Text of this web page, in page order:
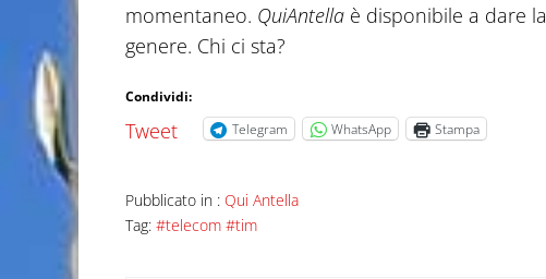
momentaneo. QuiAntellaè disponibile a dare
genere. Chi ci sta?
Condividi:
Tweet Telegram WhatsApp Stampa
Pubblicato in : Qui Antella
Tag: #telecom #tim